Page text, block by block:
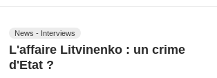
News - Interviews
L'affaire Litvinenko : un crime
d'Etat ?